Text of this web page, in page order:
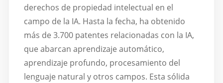
derechos de propiedad intelectual en el
campo de la IA. Hasta la fecha, ha obtenido
más de 3.700 patentes relacionadas con la IA,
que abarcan aprendizaje automático,
aprendizaje profundo, procesamiento del
lenguaje natural y otros campos. Esta sólida